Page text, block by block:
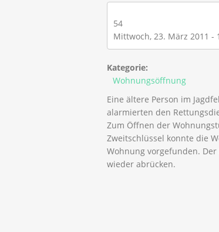
54
Mittwoch, 23. März 2011 -
Kategorie:
Wohnungsöffnung
Eine ältere Person im
alarmierten den
Zum Öffnen der
Zweitschlüssel konnte die
Wohnung vorgefunden.
wieder abrücken.